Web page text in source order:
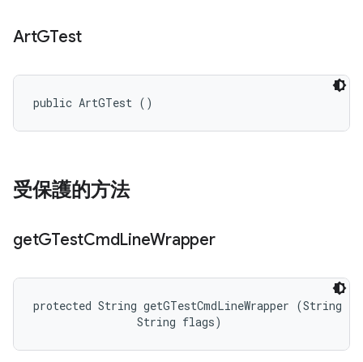
ArtGTest
public ArtGTest ()
受保護的方法
getGTestCmdLineWrapper
protected String getGTestCmdLineWrapper (String
                String flags)